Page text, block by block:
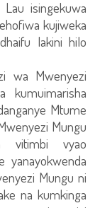
isingekuwa
kujiweka
lakini hilo
wa Mwenyezi
Mtume
Mungu
vitimbi vyao
yanayokwenda
Mungu ni
na kumkinga